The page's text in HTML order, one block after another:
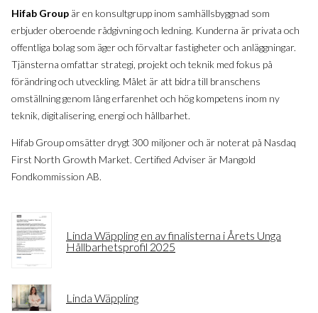
Hifab Group är en konsultgrupp inom samhällsbyggnad som
erbjuder oberoende rådgivning och ledning. Kunderna är privata och
offentliga bolag som äger och förvaltar fastigheter och anläggningar.
Tjänsterna omfattar strategi, projekt och teknik med fokus på
förändring och utveckling. Målet är att bidra till branschens
omställning genom lång erfarenhet och hög kompetens inom ny
teknik, digitalisering, energi och hållbarhet.
Hifab Group omsätter drygt 300 miljoner och är noterat på Nasdaq
First North Growth Market. Certified Adviser är Mangold
Fondkommission AB.
Linda Wäppling en av finalisterna i Årets Unga
Hållbarhetsprofil 2025
Linda Wäppling